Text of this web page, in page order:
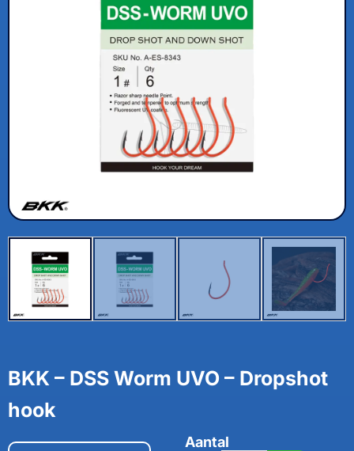
BKK – DSS Worm UVO – Dropshot
hook
Aantal